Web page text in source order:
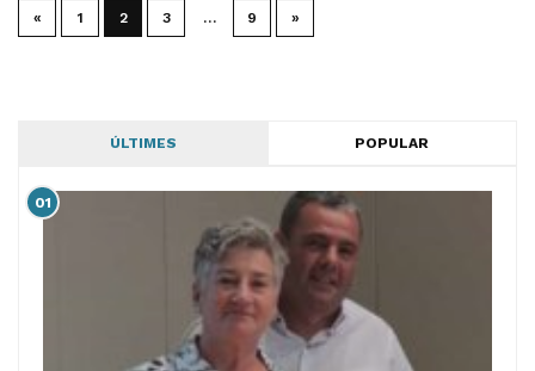
« 1 2 3 … 9 »
ÚLTIMES POPULAR
01